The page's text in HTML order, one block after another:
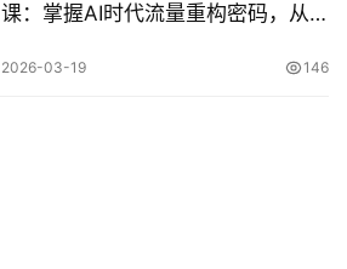
课：掌握AI时代流量重构密码，从
2026-03-19 146